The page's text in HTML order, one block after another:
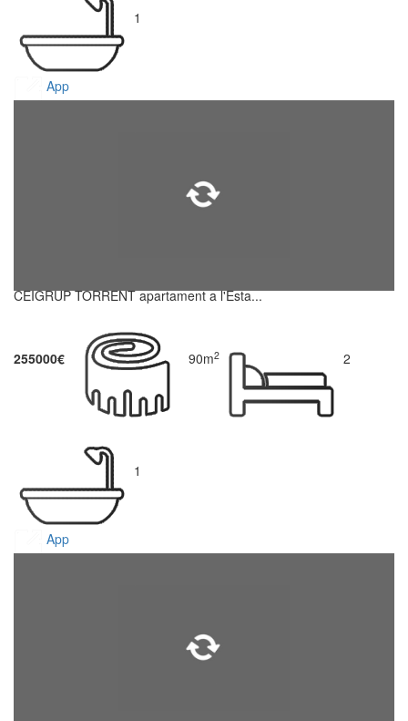
1
App
CEIGRUP TORRENT apartament a l'Esta...
255000€ 90m2 2
1
App